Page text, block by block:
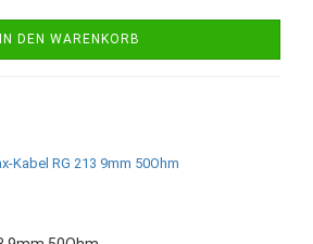
IN DEN WARENKORB